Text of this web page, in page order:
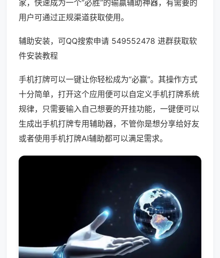
家，快速成为一个“必胜”的输赢辅助神器，有需要的
用户可通过正规渠道获取使用。
辅助安装，可QQ搜索申请 549552478 进群获取软
件安装教程
手机打牌可以一键让你轻松成为“必赢”。其操作方式
十分简单，打开这个应用便可以自定义手机打牌系统
规律，只需要输入自己想要的开挂功能，一键便可以
生成出手机打牌专用辅助器，不管你是想分享给好友
或者使用手机打牌AI辅助都可以满足需求。